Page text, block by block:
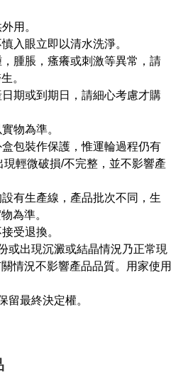
用。
入眼立即以清水洗淨。
腫脹，瘙癢或刺激等異常，請
。
期或到期日，請細心考慮才購
物為準。
包裝作保護，惟運輪過程仍有
輕微破損/不完整，並不影響產
有生產線，產品批次不同，生
為準。
受退換。
或出現沉澱或結晶情況乃正常現
情況不影響產品品質。用家使用
留最終決定權。